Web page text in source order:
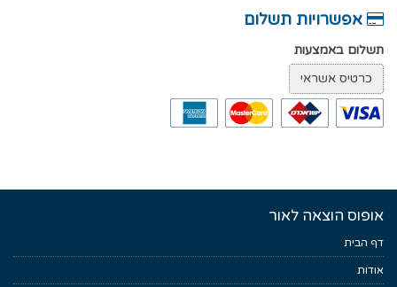
אפשרויות תשלום
תשלום באמצעות
אופוס הוצאה לאור
דף הבית
אודות